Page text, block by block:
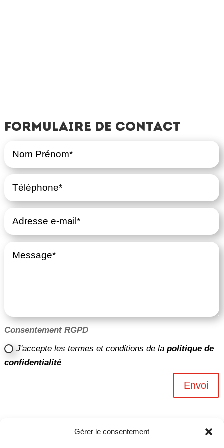
Gérer le consentement
Formulaire de contact
Consentement RGPD
J'accepte les termes et conditions de lapolitique de
confidentialité
Envoi